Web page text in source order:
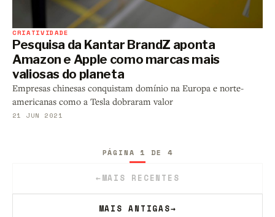
CRIATIVIDADE
Pesquisa da Kantar BrandZ aponta
Amazon e Apple como marcas mais
valiosas do planeta
Empresas chinesas conquistam domínio na Europa e norte-
americanas como a Tesla dobraram valor
21 JUN 2021
←MAIS RECENTES
PÁGINA 1 DE 4
MAIS ANTIGAS→